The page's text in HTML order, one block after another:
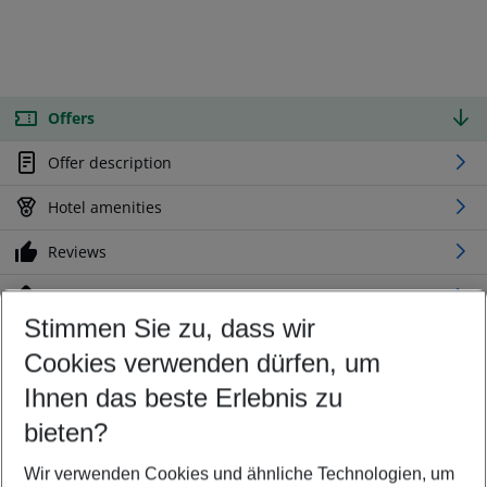
Offers
Offer description
Hotel amenities
Reviews
Location
Customize your offer
Find the perfect deal which suits your best
Your departure airport
Any airport
Stimmen Sie zu, dass wir
Cookies verwenden dürfen, um
Ihnen das beste Erlebnis zu
bieten?
Wir verwenden Cookies und ähnliche Technologien, um